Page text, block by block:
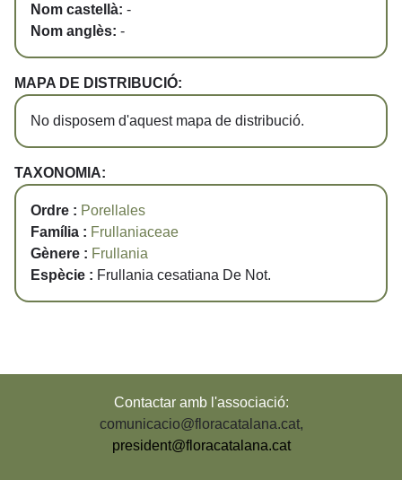
Nom castellà: -
Nom anglès: -
MAPA DE DISTRIBUCIÓ:
No disposem d'aquest mapa de distribució.
TAXONOMIA:
Ordre : Porellales
Família : Frullaniaceae
Gènere : Frullania
Espècie : Frullania cesatiana De Not.
Contactar amb l'associació:
comunicacio@floracatalana.cat,
president@floracatalana.cat